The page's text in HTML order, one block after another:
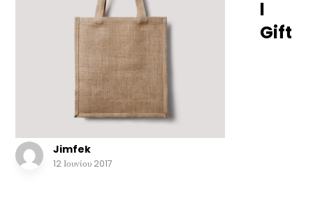
l
Gift
Jimfek
12 Ιουνίου 2017